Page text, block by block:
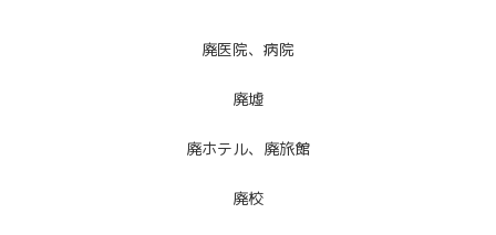
廃医院、病院
廃墟
廃ホテル、廃旅館
廃校